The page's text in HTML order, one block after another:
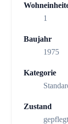
1
Baujahr
1975
Kategorie
Zustand
gepflegt